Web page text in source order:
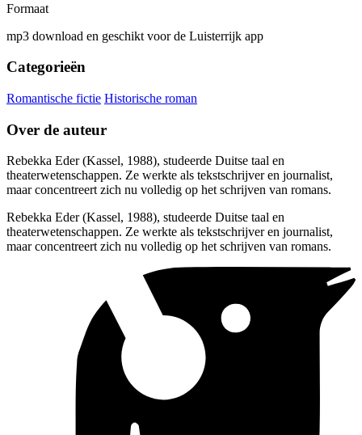
Formaat
mp3 download en geschikt voor de Luisterrijk app
Categorieën
Romantische fictie Historische roman
Over de auteur
Rebekka Eder (Kassel, 1988), studeerde Duitse taal en
theaterwetenschappen. Ze werkte als tekstschrijver en journalist,
maar concentreert zich nu volledig op het schrijven van romans.
Rebekka Eder (Kassel, 1988), studeerde Duitse taal en
theaterwetenschappen. Ze werkte als tekstschrijver en journalist,
maar concentreert zich nu volledig op het schrijven van romans.